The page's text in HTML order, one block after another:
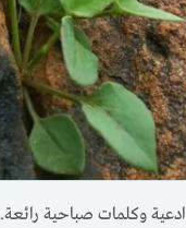
ادعية وكلمات صباحية رائعة.